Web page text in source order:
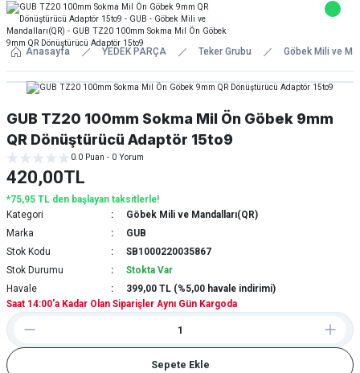
Anasayfa YEDEK PARÇA Teker Grubu Göbek Mili ve
GUB TZ20 100mm Sokma Mil Ön Göbek 9mm
QR Dönüştürücü Adaptör 15to9
0.0 Puan - 0 Yorum
420,00TL
*75,95 TL den başlayan taksitlerle!
Kategori
Göbek Mili ve Mandalları(QR)
Marka
GUB
Stok Kodu
SB1000220035867
Stok Durumu
Stokta Var
Havale
399,00 TL (%5,00 havale indirimi)
Saat 14:00'a Kadar Olan Siparişler Aynı Gün Kargoda
Sepete Ekle